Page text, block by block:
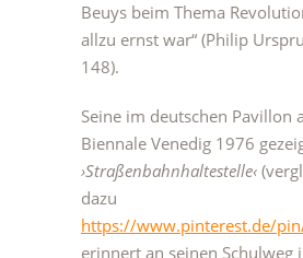
Beuys beim Thema
allzu ernst war“ (Philip
148).
Seine im deutschen Pavillon
Biennale Venedig 1976
›Straßenbahnhaltestelle‹
dazu
https://www.pinterest.de/
erinnert an seinen Schulweg